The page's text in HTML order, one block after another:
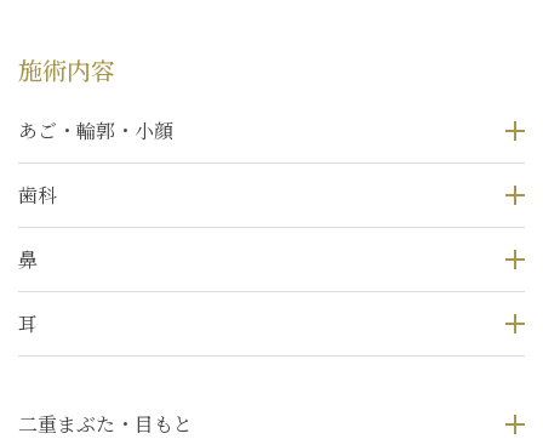
施術内容
あご・輪郭・小顔
歯科
鼻
耳
二重まぶた・目もと